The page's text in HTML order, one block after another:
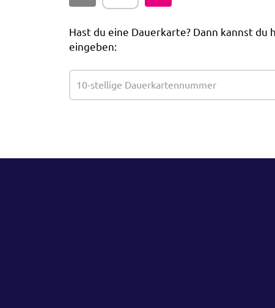
Hast du eine Dauerkarte? Dann kannst
eingeben: